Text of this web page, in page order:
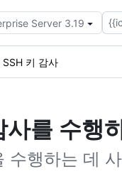
Server 3.19
SSH 키 감사
를 수행
수행하는 데